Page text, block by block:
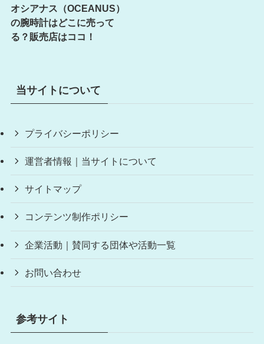
オシアナス（OCEANUS）
の腕時計はどこに売って
る？販売店はココ！
当サイトについて
プライバシーポリシー
運営者情報｜当サイトについて
サイトマップ
コンテンツ制作ポリシー
企業活動｜賛同する団体や活動一覧
お問い合わせ
参考サイト